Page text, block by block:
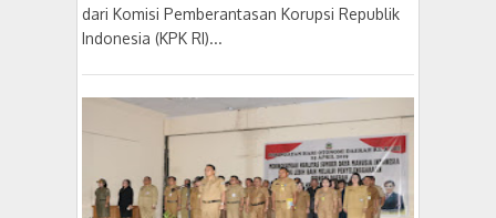
dari Komisi Pemberantasan Korupsi Republik
Indonesia (KPK RI)...